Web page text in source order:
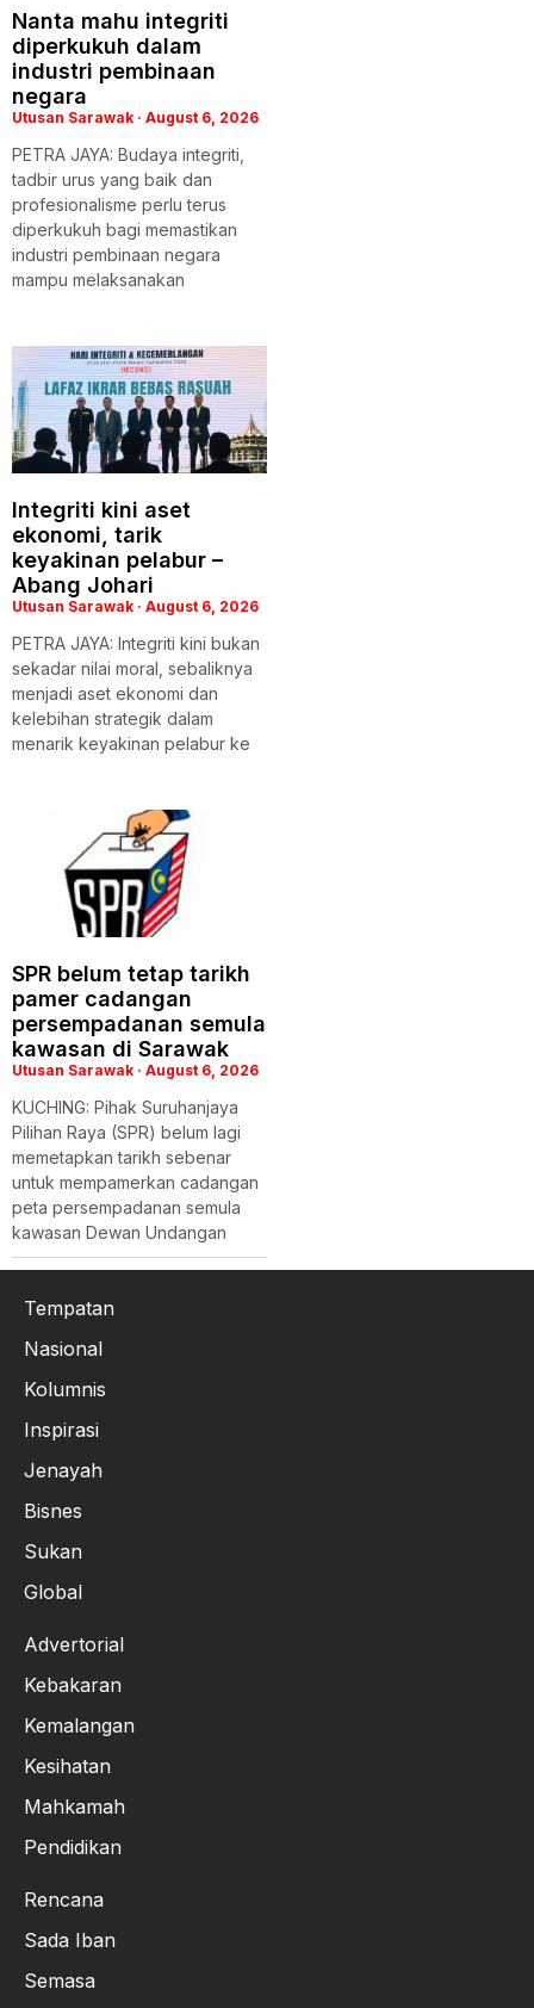
Nanta mahu integriti
diperkukuh dalam
industri pembinaan
negara
Utusan Sarawak August 6, 2026
PETRA JAYA: Budaya integriti,
tadbir urus yang baik dan
profesionalisme perlu terus
diperkukuh bagi memastikan
industri pembinaan negara
mampu melaksanakan
Integriti kini aset
ekonomi, tarik
keyakinan pelabur –
Abang Johari
Utusan Sarawak August 6, 2026
PETRA JAYA: Integriti kini bukan
sekadar nilai moral, sebaliknya
menjadi aset ekonomi dan
kelebihan strategik dalam
menarik keyakinan pelabur ke
SPR belum tetap tarikh
pamer cadangan
persempadanan semula
kawasan di Sarawak
Utusan Sarawak August 6, 2026
KUCHING: Pihak Suruhanjaya
Pilihan Raya (SPR) belum lagi
memetapkan tarikh sebenar
untuk mempamerkan cadangan
peta persempadanan semula
kawasan Dewan Undangan
Tempatan
Nasional
Kolumnis
Inspirasi
Jenayah
Bisnes
Sukan
Global
Advertorial
Kebakaran
Kemalangan
Kesihatan
Mahkamah
Pendidikan
Rencana
Sada Iban
Semasa